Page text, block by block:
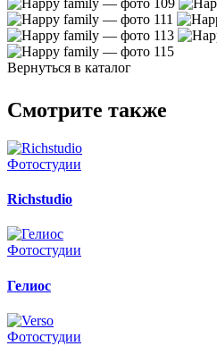
Вернуться в каталог
Смотрите также
Фотостудии
Richstudio
Фотостудии
Гелиос
Фотостудии